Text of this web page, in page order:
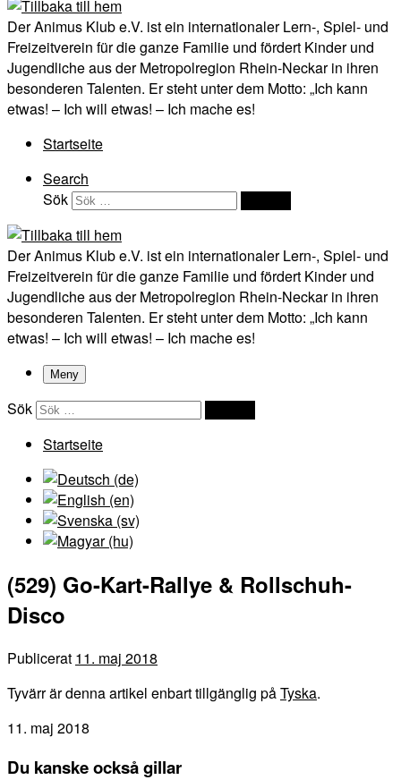
Der Animus Klub e.V. ist ein internationaler Lern-, Spiel- und
Freizeitverein für die ganze Familie und fördert Kinder und
Jugendliche aus der Metropolregion Rhein-Neckar in ihren
besonderen Talenten. Er steht unter dem Motto: „Ich kann
etwas! – Ich will etwas! – Ich mache es!
Startseite
Search
Sök
Der Animus Klub e.V. ist ein internationaler Lern-, Spiel- und
Freizeitverein für die ganze Familie und fördert Kinder und
Jugendliche aus der Metropolregion Rhein-Neckar in ihren
besonderen Talenten. Er steht unter dem Motto: „Ich kann
etwas! – Ich will etwas! – Ich mache es!
Meny
Sök
Startseite
(529) Go-Kart-Rallye & Rollschuh-
Disco
Publicerat 11. maj 2018
Tyvärr är denna artikel enbart tillgänglig påTyska.
11. maj 2018
Du kanske också gillar